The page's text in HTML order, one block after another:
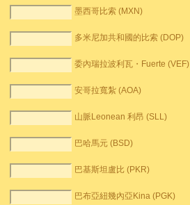
墨西哥比索 (MXN)
多米尼加共和國的比索 (DOP)
委內瑞拉波利瓦・Fuerte (VEF)
安哥拉寬紮 (AOA)
山脈Leonean 利昂 (SLL)
巴哈馬元 (BSD)
巴基斯坦盧比 (PKR)
巴布亞紐幾內亞Kina (PGK)